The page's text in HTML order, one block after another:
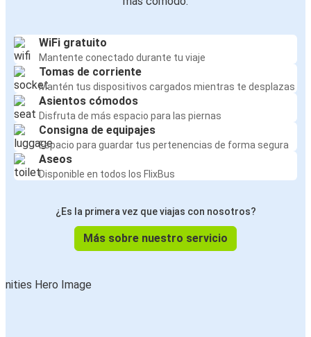
WiFi gratuito
Mantente conectado durante tu viaje
Tomas de corriente
Mantén tus dispositivos cargados mientras te desplazas
Asientos cómodos
Disfruta de más espacio para las piernas
Consigna de equipajes
Espacio para guardar tus pertenencias de forma segura
Aseos
Disponible en todos los FlixBus
¿Es la primera vez que viajas con nosotros?
Más sobre nuestro servicio